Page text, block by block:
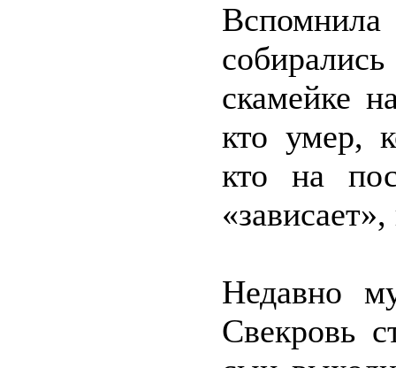
Вспомнила
скамейке
кто умер,
кто на
Недавно
Свекровь